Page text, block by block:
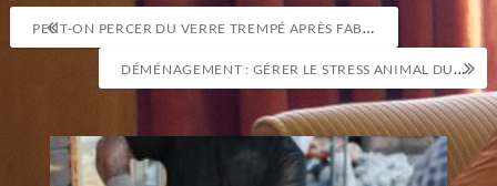
Navigation
de
l’article
PEUT-ON PERCER DU VERRE TREMPÉ APRÈS FABRICATION ?
DÉMÉNAGEMENT : GÉRER LE STRESS ANIMAL DU CHANGEMENT DE MAISON